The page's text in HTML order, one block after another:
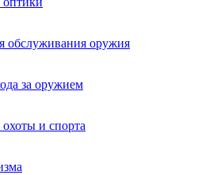
обслуживания оружия
за оружием
и спорта